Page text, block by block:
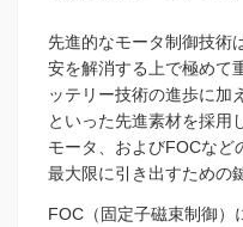
先進的なモータ制御技術
安を解消する上で極めて
ッテリー技術の進歩に加
といった先進素材を採用
モータ、およびFOCなど
最大限に引き出すための
FOC（固定子磁束制御）